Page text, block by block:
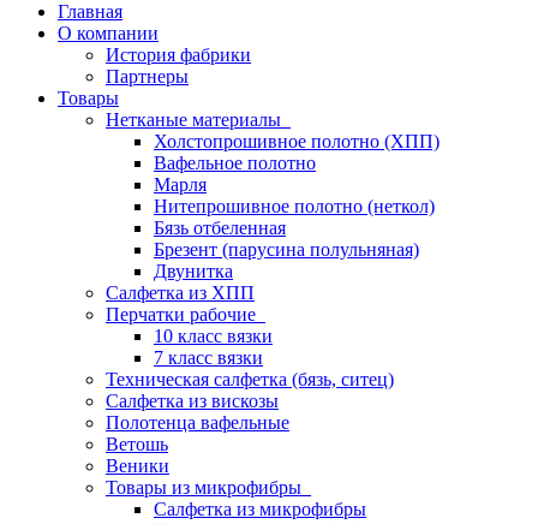
Главная
О компании
История фабрики
Партнеры
Товары
Нетканые материалы
Холстопрошивное полотно (ХПП)
Вафельное полотно
Марля
Нитепрошивное полотно (неткол)
Бязь отбеленная
Брезент (парусина полульняная)
Двунитка
Салфетка из ХПП
Перчатки рабочие
10 класс вязки
7 класс вязки
Техническая салфетка (бязь, ситец)
Салфетка из вискозы
Полотенца вафельные
Ветошь
Веники
Товары из микрофибры
Салфетка из микрофибры